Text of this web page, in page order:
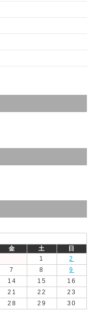
金 土
日
1
2
7 8
9
14 15
16
21 22
23
28 29 30